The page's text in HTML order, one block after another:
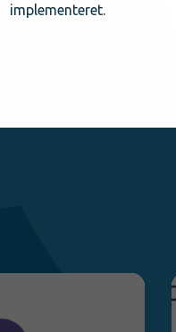
implementeret.